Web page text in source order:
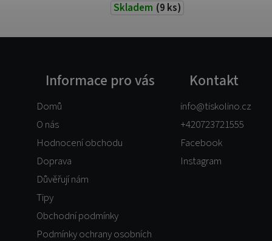
Skladem (9 ks)
Informace pro vás
Domů
O nás
Hodnocení obchodu
Doprava
Důvěřují nám
Tipy
Obchodní podmínky
Podmínky ochrany osobních
Kontakt
info@tiskolino.cz
+420723721555
Facebook
Instagram